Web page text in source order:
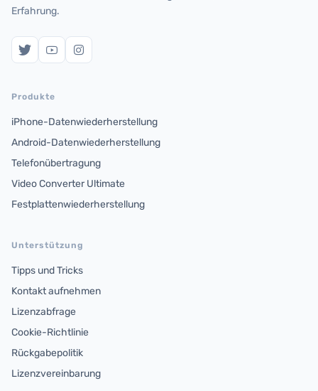
Erfahrung.
Produkte
iPhone-Datenwiederherstellung
Android-Datenwiederherstellung
Telefonübertragung
Video Converter Ultimate
Festplattenwiederherstellung
Unterstützung
Tipps und Tricks
Kontakt aufnehmen
Lizenzabfrage
Cookie-Richtlinie
Rückgabepolitik
Lizenzvereinbarung